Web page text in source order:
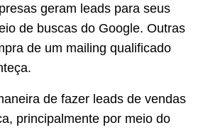
geram leads para seus
de buscas do Google. Outras
de um mailing qualificado
de fazer leads de vendas
principalmente por meio do